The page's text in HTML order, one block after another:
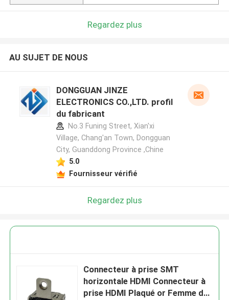
Regardez plus
AU SUJET DE NOUS
DONGGUAN JINZE
ELECTRONICS CO.,LTD. profil
du fabricant
No.3 Funing Street, Xian'xi
Village, Chang'an Town, Dongguan
City, Guanddong Province ,Chine
5.0
Fournisseur vérifié
Regardez plus
Connecteur à prise SMT
horizontale HDMI Connecteur à
prise HDMI Plaqué or Femme de